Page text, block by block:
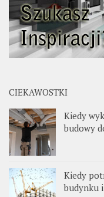
CIEKAWOSTKI
Kiedy
budowy
Kiedy
budynku